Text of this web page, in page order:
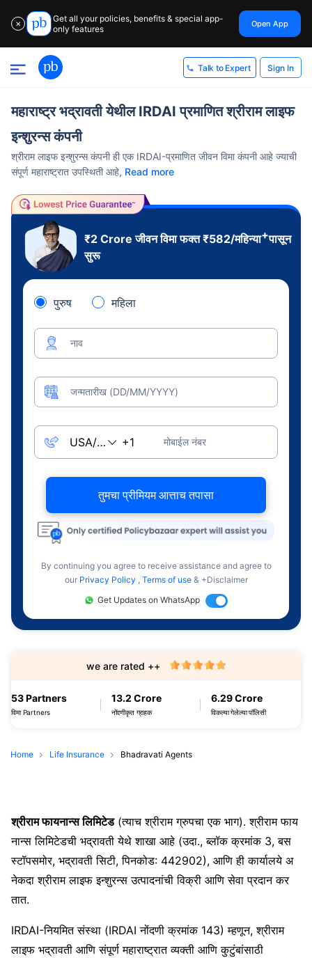
✕
Get all your policies, benefits & special app-
only features
Open App
Talk to Expert Sign In
महाराष्ट्र भद्रावती येथील IRDAI प्रमाणित श्रीराम लाइफ
इन्शुरन्स कंपनी
श्रीराम लाइफ इन्शुरन्स कंपनी ही एक IRDAI-प्रमाणित जीवन विमा कंपनी आहे ज्याची
संपूर्ण महाराष्ट्रात उपस्थिती आहे, Read more
₹2 Croreजीवन विमा फक्त₹582/महिन्या+पासून
सुरू
पुरुष महिला
नाव
जन्मतारीख (DD/MM/YYYY)
मोबाईल नंबर
तुमचा प्रीमियम आत्ताच तपासा
By continuing you agree to receive assistance and agree to
our Privacy Policy , Terms of use & +Disclaimer
Get Updates on WhatsApp
53 Partners
विमा Partners
13.2 Crore
नोंदणीकृत ग्राहक
6.29 Crore
विकल्या गेलेल्या पॉलिसी
we are rated ++
Home Life Insurance Bhadravati Agents
श्रीराम फायनान्स लिमिटेड(त्याच श्रीराम ग्रुपचा एक भाग). श्रीराम फाय
नान्स लिमिटेडची भद्रावती येथे शाखा आहे (उदा., ब्लॉक क्रमांक 3, बस
स्टॉपसमोर, भद्रावती सिटी, पिनकोड: 442902), आणि ही कार्यालये अ
नेकदा श्रीराम लाइफ इन्शुरन्स उत्पादनांची विक्री आणि सेवा प्रदान कर
तात.
IRDAI-नियमित संस्था (IRDAI नोंदणी क्रमांक 143) म्हणून, श्रीराम
लाइफ भद्रावती आणि संपूर्ण महाराष्ट्रात व्यक्ती आणि कुटुंबांसाठी